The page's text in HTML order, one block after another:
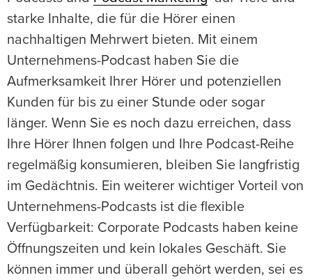
starke Inhalte, die für die Hörer einen
nachhaltigen Mehrwert bieten. Mit einem
Unternehmens-Podcast haben Sie die
Aufmerksamkeit Ihrer Hörer und potenziellen
Kunden für bis zu einer Stunde oder sogar
länger. Wenn Sie es noch dazu erreichen, dass
Ihre Hörer Ihnen folgen und Ihre Podcast-Reihe
regelmäßig konsumieren, bleiben Sie langfristig
im Gedächtnis. Ein weiterer wichtiger Vorteil von
Unternehmens-Podcasts ist die flexible
Verfügbarkeit: Corporate Podcasts haben keine
Öffnungszeiten und kein lokales Geschäft. Sie
können immer und überall gehört werden, sei es